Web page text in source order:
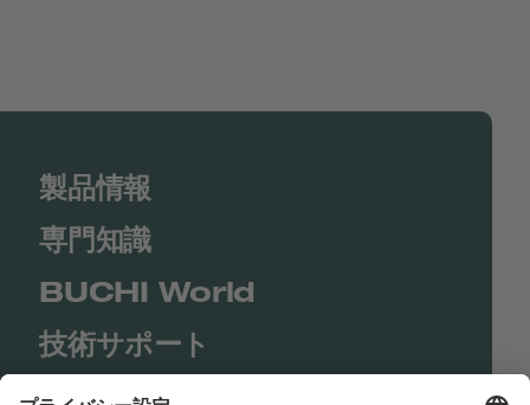
製品情報
専門知識
BUCHI World
技術サポート
Shop